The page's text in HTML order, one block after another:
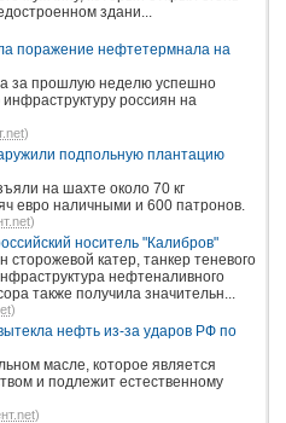
здани...
поражение нефтетермнала на
за прошлую неделю успешно
россиян на
)
подпольную плантацию
на шахте около 70 кг
евро наличными и 600 патронов.
)
носитель "Калибров"
сторожевой катер, танкер теневого
нефтеналивного
также получила значительн...
)
нефть из-за ударов РФ по
масле, которое является
и подлежит естественному
)